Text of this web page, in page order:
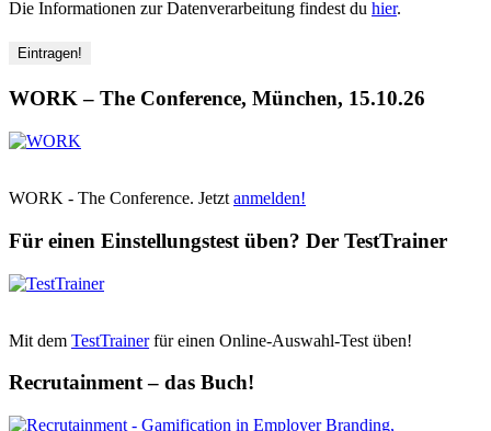
Resttickets
Die Informationen zur Datenverarbeitung findest du hier.
WORK – The Conference, München, 15.10.26
WORK - The Conference. Jetzt anmelden!
Für einen Einstellungstest üben? Der TestTrainer
Mit dem TestTrainerfür einen Online-Auswahl-Test üben!
Recrutainment – das Buch!